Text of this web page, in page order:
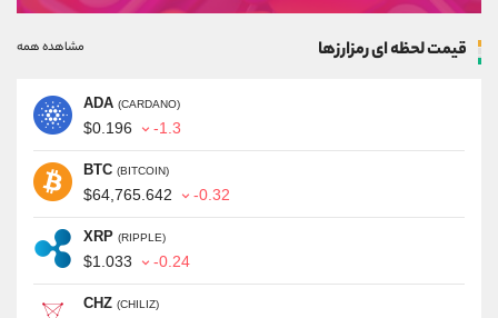
قیمت لحظه ای رمزارزها مشاهده همه
ADA (CARDANO)
$0.196 -1.3
BTC (BITCOIN)
$64,765.642 -0.32
XRP (RIPPLE)
$1.033 -0.24
CHZ (CHILIZ)